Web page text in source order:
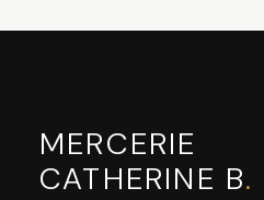
MERCERIE
CATHERINE B.